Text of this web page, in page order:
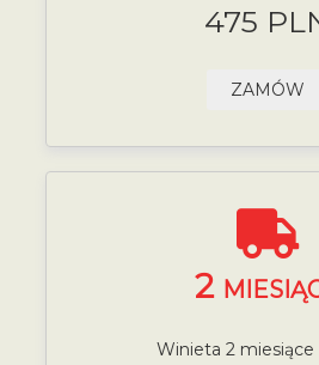
475
ZAMÓW
2
Winieta 2 miesiące